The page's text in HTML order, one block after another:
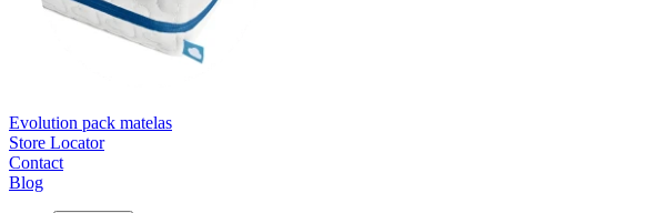
Evolution pack matelas
Store Locator
Contact
Blog